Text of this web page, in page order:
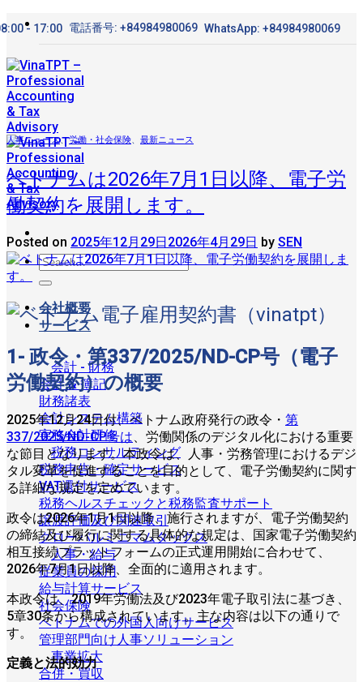
Skip
to
- 17:00 電話番号: +84984980069 WhatsApp: +84984980069
会社概要
サービス
会計 - 財務
会計 & 簿記
財務諸表
会計システム構築
実務会計研修
税務コンサルティング
税務申告・確定サービス
VAT還付サービス
税務ヘルスチェックと税務監査サポート
譲渡評価及び関連取引
グローバルミニマムタックス
人事・給与
従業員の採用
給与計算サービス
社会保険
ベトナムでの外国人向けサービス
管理部門向け人事ソリューション
事業拡大
合併・買収
人事ニュース、労働・社会保険、 最新ニュース
ベトナムは2026年7月1日以降、電子労
働契約を展開します。
Posted on 2025年12月29日2026年4月29日 by SEN
1- 政令・第337/2025/ND-CP号（電子
労働契約）の概要
2025年12月24日付、ベトナム政府発行の政令・ 第
337/2025/ND-CP号は 、労働関係のデジタル化における重要
な節目となります。本政令は、人事・労務管理におけるデジ
タル変革を促進することを目的として、電子労働契約に関す
る詳細な規定を定めています。
政令は2026年1月1日以降、施行されますが、電子労働契約
の締結及び履行に関する具体的な規定は、国家電子労働契約
相互接続プラットフォームの正式運用開始に合わせて、
2026年7月1日以降、全面的に適用されます。
本政令は、2019年労働法及び2023年電子取引法に基づき、
5章30条から構成されています。主な内容は以下の通りで
す。
定義と法的効力